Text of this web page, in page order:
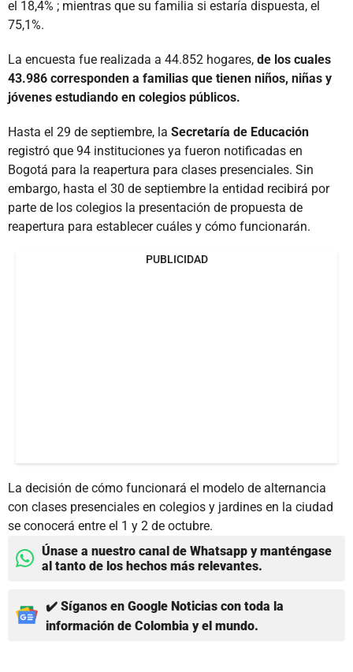
el 18,4% ; mientras que su familia si estaría dispuesta, el
75,1%.
La encuesta fue realizada a 44.852 hogares, de los cuales
43.986 corresponden a familias que tienen niños, niñas y
jóvenes estudiando en colegios públicos.
Hasta el 29 de septiembre, la Secretaría de Educación
registró que 94 instituciones ya fueron notificadas en
Bogotá para la reapertura para clases presenciales. Sin
embargo, hasta el 30 de septiembre la entidad recibirá por
parte de los colegios la presentación de propuesta de
reapertura para establecer cuáles y cómo funcionarán.
PUBLICIDAD
La decisión de cómo funcionará el modelo de alternancia
con clases presenciales en colegios y jardines en la ciudad
se conocerá entre el 1 y 2 de octubre.
Únase a nuestro canal de Whatsapp y manténgase
al tanto de los hechos más relevantes.
✔️ Síganos en Google Noticias con toda la
información de Colombia y el mundo.